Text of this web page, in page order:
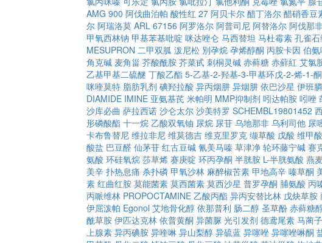
AMG 900 阿伐曲泊帕 酸性红 27 阿贝卡尔 醋丁洛尔 醋硝香豆
尔 阿瑞洛莫 ARL 67156 阿罗洛尔 阿普司尼 阿替洛尔 阿伐那
甲氧西林钠 甲基苯基吡啶 咪达唑仑 马西替坦 马杜霉素 孔雀
MESUPRON 二甲双胍 泼尼松 別孕烷 孕烯醇酮 丙胺卡因 伯
角克碱 麦角甾 芥酸酰胺 芥菜甙 刺桐灵碱 赤藓糖 赤蘚紅 艾氯
乙基甲基二硫醚 丁酸乙酯 5-乙基-2-羟基-3-甲基环戊-2-烯-1-酮
咪喹莫特 脂肪乳剂 碘羟拉酸 异丙烟肼 异烟肼 依巴沙星 伊班
DIAMIDE IMINE 亚氨基芪 米帕明 MMP抑制剂 吲达帕胺 吲唑
沙库必曲 萨拉西诺 沙仑太尔 沙美特罗 SCHEMBL19801452
形磷酸酯 十一烷 乙酸双氧铀 尿烷 尿苷 乌地那非 乌利司他 尿
卡布鲁替尼 维拉非尼 维莫德吉 维克里罗克 缬草酸 戊酸 维甲酸
酸盐 巴豆醛 仙茅苷 红古豆碱 氰美马嗪 草津净 轮环藤宁碱 赛
氨酸 环硅氧烷 莎草烯 赛庚啶 环丙孕酮 半胱胺 L-半胱氨酸 燕
美辛 扑热息痛 杀扑磷 甲氧沙林 麻醉椒苦素 甲地高辛 嗪草酮
素 红曲红胺 莫能菌素 莫西菌素 莫西沙星 普罗孕酮 脯氨酸 丙
丙哌维林 PROPOCTAMINE 乙酸丙酯 异丙安替比林 戊炔草胺
伊屈泼帕 Egonol 艾地骨化醇 依那普利 肠二醇 圣草酚 赤藓糖
酰草胺 伊匹达克林 依普黄酮 异菌脲 光引发剂 德鸢尾素 马蔺
上腺素 异丙碘胺 异喹啉 异山梨醇 异硫蓝 异噻唑 异噻唑啉酮